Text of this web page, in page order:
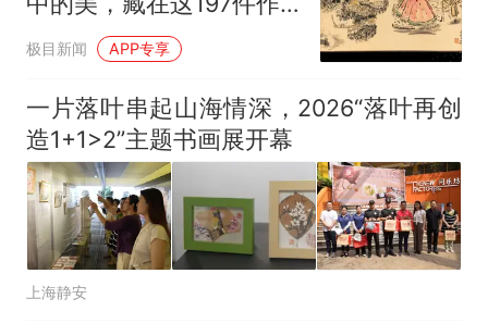
品里
极目新闻 APP专享
一片落叶串起山海情深，2026“落叶再创
造1+1>2”主题书画展开幕
上海静安